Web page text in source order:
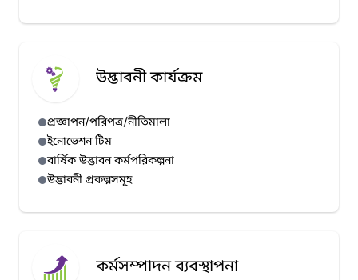
উদ্ভাবনী কার্যক্রম
প্রজ্ঞাপন/পরিপত্র/নীতিমালা
ইনোভেশন টিম
বার্ষিক উদ্ভাবন কর্মপরিকল্পনা
উদ্ভাবনী প্রকল্পসমূহ
কর্মসম্পাদন ব্যবস্থাপনা